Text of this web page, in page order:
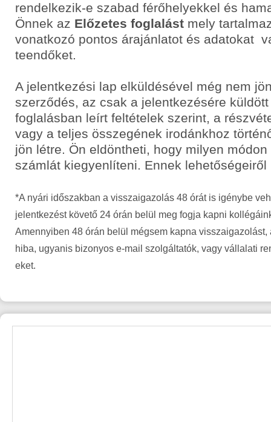
rendelkezik-e szabad férőhelyekkel és
Önnek az Előzetes foglalást mely
vonatkozó pontos árajánlatot és adatokat
teendőket.
A jelentkezési lap elküldésével még nem
szerződés, az csak a jelentkezésére
foglalásban leírt feltételek szerint, a
vagy a teljes összegének irodánkhoz
jön létre. Ön eldöntheti, hogy milyen
számlát kiegyenlíteni. Ennek lehetőségeiről
*A nyári időszakban a visszaigazolás 48 órát is igénybe
jelentkezést követő 24 órán belül meg fogja kapni
Amennyiben 48 órán belül mégsem kapna
hiba, ugyanis bizonyos e-mail szolgáltatók, vagy vállalati
eket.